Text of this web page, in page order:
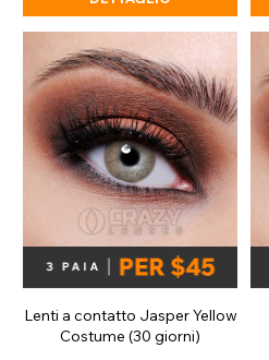
Lenti a contatto Jasper Yellow
Costume (30 giorni)